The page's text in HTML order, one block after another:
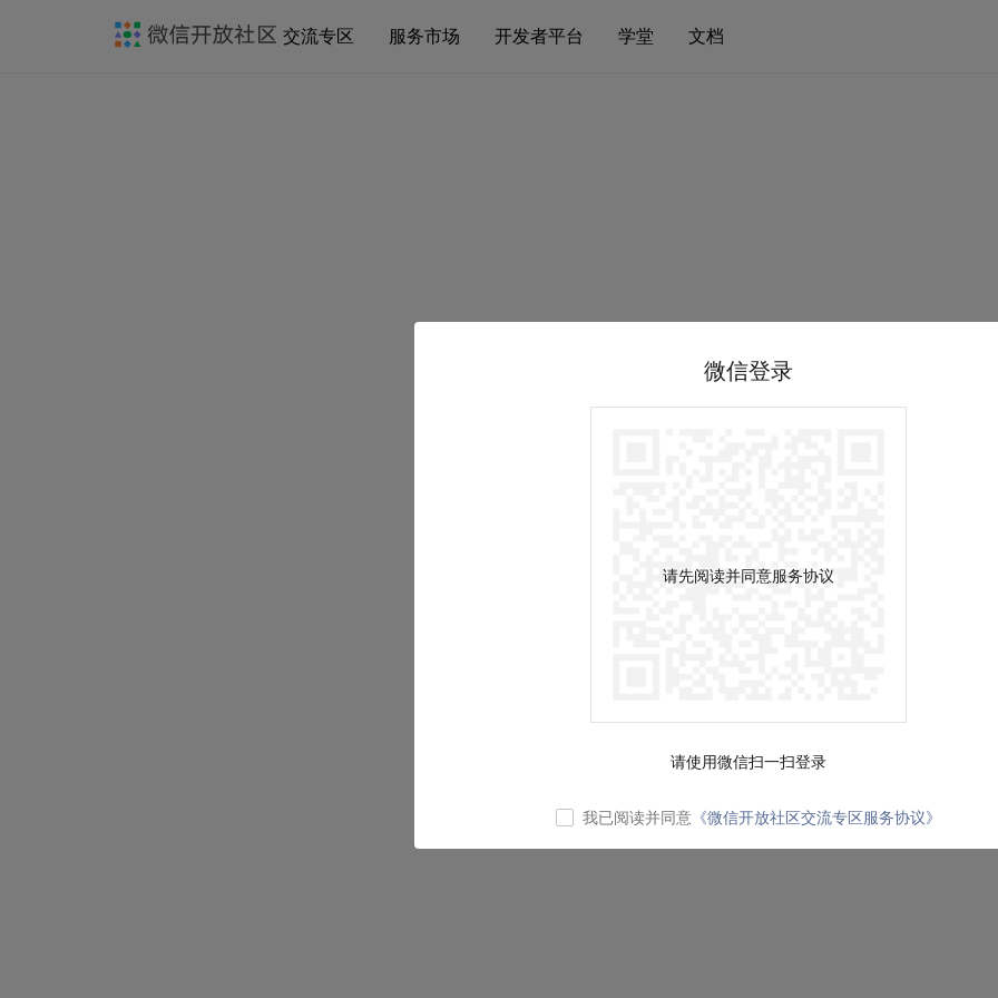
交流专区 服务市场 开发者平台 学堂 文档
微信登录
请先阅读并同意服务协议
请使用微信扫一扫登录
我已阅读并同意 《微信开放社区交流专区服务协议》